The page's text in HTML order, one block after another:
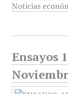
Noticias
Ensayos